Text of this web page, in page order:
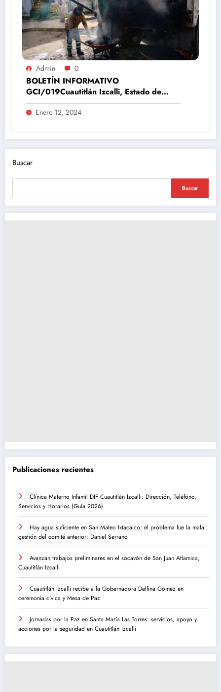
Admin 0
BOLETÍN INFORMATIVO
GCI/019Cuautitlán Izcalli, Estado de
México, 12 de enero del 2024
Enero 12, 2024
Buscar
Buscar
Publicaciones recientes
Clínica Materno Infantil DIF Cuautitlán Izcalli: Dirección, Teléfono,
Servicios y Horarios (Guía 2026)
Hay agua suficiente en San Mateo Ixtacalco; el problema fue la mala
gestión del comité anterior: Daniel Serrano
Avanzan trabajos preliminares en el socavón de San Juan Atlamica,
Cuautitlán Izcalli
Cuautitlán Izcalli recibe a la Gobernadora Delfina Gómez en
ceremonia cívica y Mesa de Paz
Jornadas por la Paz en Santa María Las Torres: servicios, apoyo y
acciones por la seguridad en Cuautitlán Izcalli